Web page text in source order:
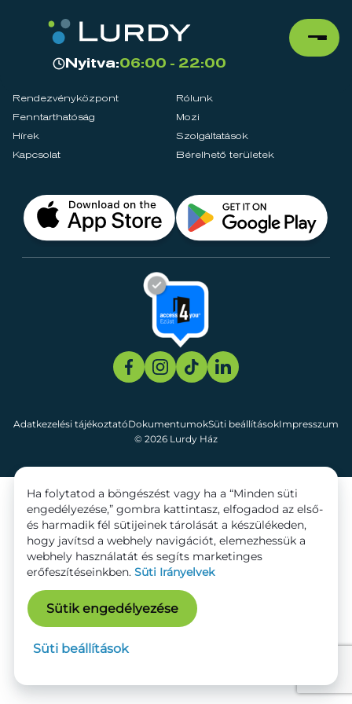
Nyitva:06:00 - 22:00
Rendezvényközpont
Rólunk
Fenntarthatóság
Mozi
Hírek
Szolgáltatások
Kapcsolat
Bérelhető területek
© 2026 Lurdy Ház
Adatkezelési tájékoztatóDokumentumokSüti beállításokImpresszum
Ha folytatod a böngészést vagy ha a “Minden süti
engedélyezése,” gombra kattintasz, elfogadod az első-
és harmadik fél sütijeinek tárolását a készülékeden,
hogy javítsd a webhely navigációt, elemezhessük a
webhely használatát és segíts marketinges
erőfeszítéseinkben. Süti Irányelvek
Sütik engedélyezése
Süti beállítások